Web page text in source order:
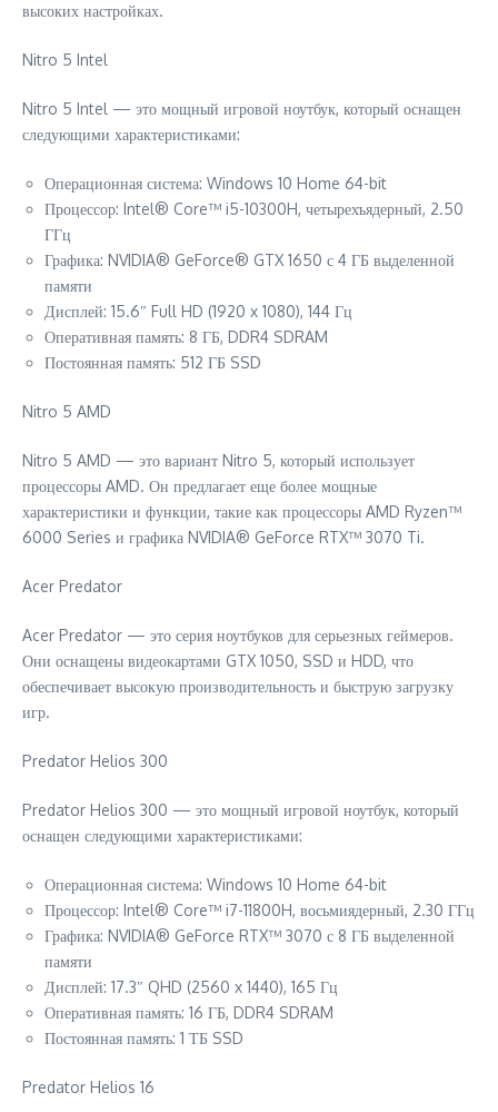
высоких настройках.
Nitro 5 Intel
Nitro 5 Intel — это мощный игровой ноутбук, который оснащен
следующими характеристиками:
Операционная система: Windows 10 Home 64-bit
Процессор: Intel® Core™ i5-10300H, четырехъядерный, 2.50
ГГц
Графика: NVIDIA® GeForce® GTX 1650 с 4 ГБ выделенной
памяти
Дисплей: 15.6″ Full HD (1920 x 1080), 144 Гц
Оперативная память: 8 ГБ, DDR4 SDRAM
Постоянная память: 512 ГБ SSD
Nitro 5 AMD
Nitro 5 AMD — это вариант Nitro 5, который использует
процессоры AMD. Он предлагает еще более мощные
характеристики и функции, такие как процессоры AMD Ryzen™
6000 Series и графика NVIDIA® GeForce RTX™ 3070 Ti.
Acer Predator
Acer Predator — это серия ноутбуков для серьезных геймеров.
Они оснащены видеокартами GTX 1050, SSD и HDD, что
обеспечивает высокую производительность и быструю загрузку
игр.
Predator Helios 300
Predator Helios 300 — это мощный игровой ноутбук, который
оснащен следующими характеристиками:
Операционная система: Windows 10 Home 64-bit
Процессор: Intel® Core™ i7-11800H, восьмиядерный, 2.30 ГГц
Графика: NVIDIA® GeForce RTX™ 3070 с 8 ГБ выделенной
памяти
Дисплей: 17.3″ QHD (2560 x 1440), 165 Гц
Оперативная память: 16 ГБ, DDR4 SDRAM
Постоянная память: 1 ТБ SSD
Predator Helios 16